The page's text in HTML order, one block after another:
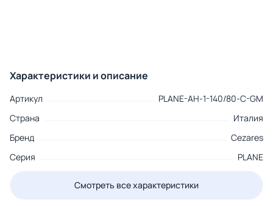
Характеристики и описание
Артикул
PLANE-AH-1-140/80-C-GM
Страна
Италия
Бренд
Cezares
Серия
PLANE
Смотреть все характеристики